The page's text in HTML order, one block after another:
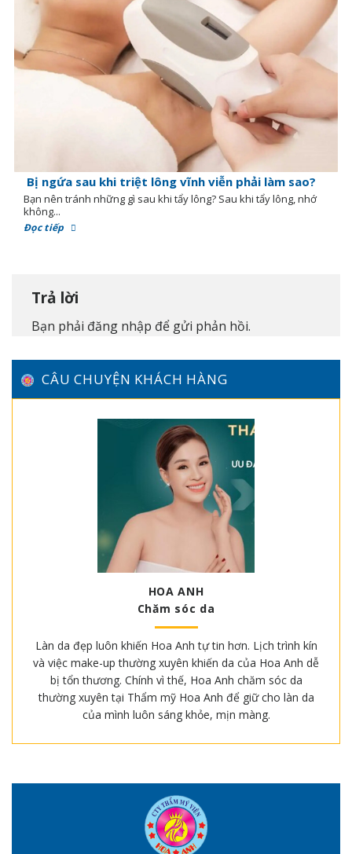
Bị ngứa sau khi triệt lông vĩnh viễn phải làm sao?
Bạn nên tránh những gì sau khi tẩy lông? Sau khi tẩy lông, nhớ
không...
Đọc tiếp
Trả lời
Bạn phải đăng nhập để gửi phản hồi.
CÂU CHUYỆN KHÁCH HÀNG
HOA ANH
Chăm sóc da
Làn da đẹp luôn khiến Hoa Anh tự tin hơn. Lịch trình kín
và việc make-up thường xuyên khiến da của Hoa Anh dễ
bị tổn thương. Chính vì thế, Hoa Anh chăm sóc da
thường xuyên tại Thẩm mỹ Hoa Anh để giữ cho làn da
của mình luôn sáng khỏe, mịn màng.